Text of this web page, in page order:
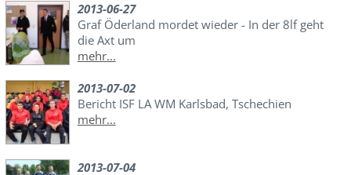
2013-06-27
Graf Öderland mordet wieder - In der 8lf geht
die Axt um
mehr...
2013-07-02
Bericht ISF LA WM Karlsbad, Tschechien
mehr...
2013-07-04